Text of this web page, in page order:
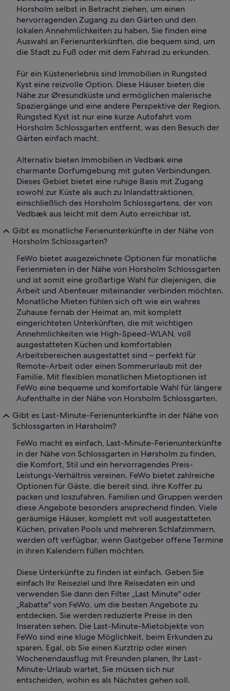
Horsholm selbst in Betracht ziehen, um einen
hervorragenden Zugang zu den Gärten und den
lokalen Annehmlichkeiten zu haben. Sie finden eine
Auswahl an Ferienunterkünften, die bequem sind, um
die Stadt zu Fuß oder mit dem Fahrrad zu erkunden.
Für ein Küstenerlebnis sind Immobilien in Rungsted
Kyst eine reizvolle Option. Diese Häuser bieten die
Nähe zur Øresundküste und ermöglichen malerische
Spaziergänge und eine andere Perspektive der Region.
Rungsted Kyst ist nur eine kurze Autofahrt vom
Horsholm Schlossgarten entfernt, was den Besuch der
Gärten einfach macht.
Alternativ bieten Immobilien in Vedbæk eine
charmante Dorfumgebung mit guten Verbindungen.
Dieses Gebiet bietet eine ruhige Basis mit Zugang
sowohl zur Küste als auch zu Inlandattraktionen,
einschließlich des Horsholm Schlossgartens, der von
Vedbæk aus leicht mit dem Auto erreichbar ist.
Gibt es monatliche Ferienunterkünfte in der Nähe von
Horsholm Schlossgarten?
FeWo bietet ausgezeichnete Optionen für monatliche
Ferienmieten in der Nähe von Horsholm Schlossgarten
und ist somit eine großartige Wahl für diejenigen, die
Arbeit und Abenteuer miteinander verbinden möchten.
Monatliche Mieten fühlen sich oft wie ein wahres
Zuhause fernab der Heimat an, mit komplett
eingerichteten Unterkünften, die mit wichtigen
Annehmlichkeiten wie High-Speed-WLAN, voll
ausgestatteten Küchen und komfortablen
Arbeitsbereichen ausgestattet sind – perfekt für
Remote-Arbeit oder einen Sommerurlaub mit der
Familie. Mit flexiblen monatlichen Mietoptionen ist
FeWo eine bequeme und komfortable Wahl für längere
Aufenthalte in der Nähe von Horsholm Schlossgarten.
Gibt es Last-Minute-Ferienunterkünfte in der Nähe von
Schlossgarten in Hørsholm?
FeWo macht es einfach, Last-Minute-Ferienunterkünfte
in der Nähe von Schlossgarten in Hørsholm zu finden,
die Komfort, Stil und ein hervorragendes Preis-
Leistungs-Verhältnis vereinen. FeWo bietet zahlreiche
Optionen für Gäste, die bereit sind, ihre Koffer zu
packen und loszufahren. Familien und Gruppen werden
diese Angebote besonders ansprechend finden. Viele
geräumige Häuser, komplett mit voll ausgestatteten
Küchen, privaten Pools und mehreren Schlafzimmern,
werden oft verfügbar, wenn Gastgeber offene Termine
in ihren Kalendern füllen möchten.
Diese Unterkünfte zu finden ist einfach. Geben Sie
einfach Ihr Reiseziel und Ihre Reisedaten ein und
verwenden Sie dann den Filter „Last Minute" oder
„Rabatte" von FeWo, um die besten Angebote zu
entdecken. Sie werden reduzierte Preise in den
Inseraten sehen. Die Last-Minute-Mietobjekte von
FeWo sind eine kluge Möglichkeit, beim Erkunden zu
sparen. Egal, ob Sie einen Kurztrip oder einen
Wochenendausflug mit Freunden planen, Ihr Last-
Minute-Urlaub wartet, Sie müssen sich nur
entscheiden, wohin es als Nächstes gehen soll.